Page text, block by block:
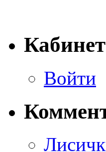
Кабинет
Войти